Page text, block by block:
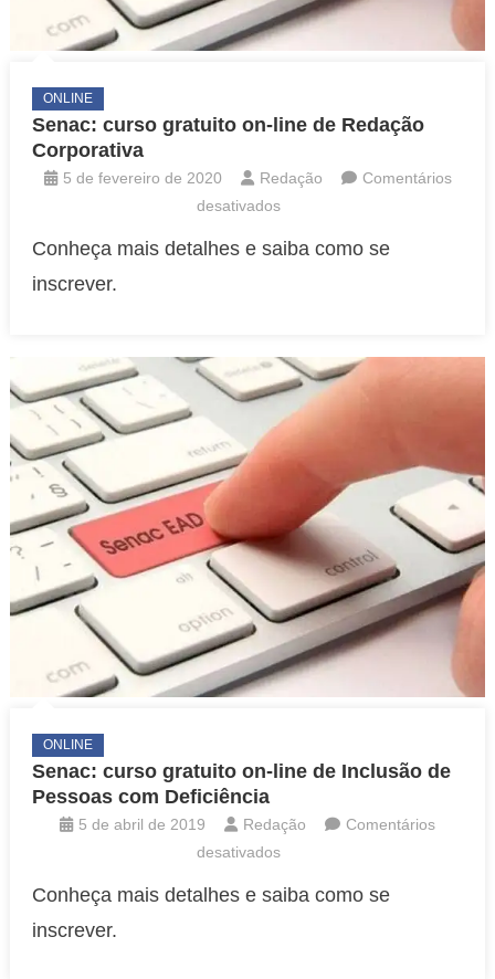
ONLINE
Senac: curso gratuito on-line de Redação
Corporativa
5 de fevereiro de 2020 Redação
Comentários
desativadosem
curso
de
Redação
Corporativa
Conheça mais detalhes e saiba como se
inscrever.
ONLINE
Senac: curso gratuito on-line de Inclusão de
Pessoas com Deficiência
5 de abril de 2019 Redação
Comentários
desativadosem
curso
Conheça mais detalhes e saiba como se
inscrever.